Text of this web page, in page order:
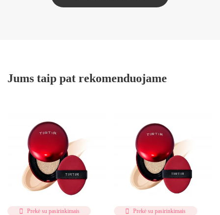
Jums taip pat rekomenduojame
Prekė su pasirinkimais Prekė su pasirinkimais